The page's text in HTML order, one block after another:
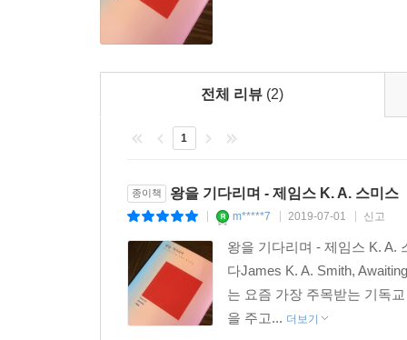
문화적 예전 시리즈 소개
제시하려는 기획이다.
- 1권. 하나님 나라를 욕망하라
- 3권. 왕을 기다리며
거듭해 왔다. ‘세속세계 모든 영역에서 하나님
교회되게 하자’는 후자의 요청을 어떻게 결합하
- 이국운 (한동대학교 법학부 교수)
독자들은 이 책을 통해 요즘 논의되는 공공신학
공공신학은 결국 하나님 나라 입장에서의 공공
기다리면서 공적 영역에서 활동해야 하기 때문이
문화적 예전 시리즈를 매듭짓는 책이다. 스미스
또한 예전신학(Liturgical Theology)이란 무엇인
올바로 제시한다. 이 책이 좋은 교과서가 되어
전체 리뷰 (2)
1
종이책 왕을 기다리며 - 제임스 K. A. 스미스
m*****7 2019-07-01 신고
왕을 기다리며 - 제임스 K. A.
다James K. A. Smith,
는 요즘 가장 주목받는 기독
을 주고... 더보기